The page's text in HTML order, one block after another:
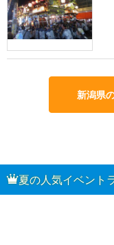
新潟県
夏の人気イベント